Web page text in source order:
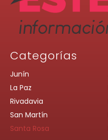
Categorías
Junín
La Paz
Rivadavia
San Martín
Santa Rosa